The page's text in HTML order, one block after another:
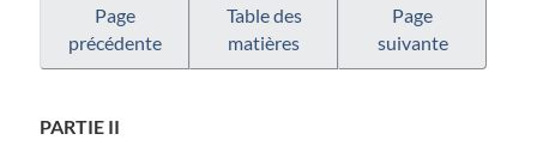
l’équipement
de
sauvetage
sur
l’équipement
de
l’équipement
de
Page
précédente
Table des
matières
Page
suivante
PARTIE II